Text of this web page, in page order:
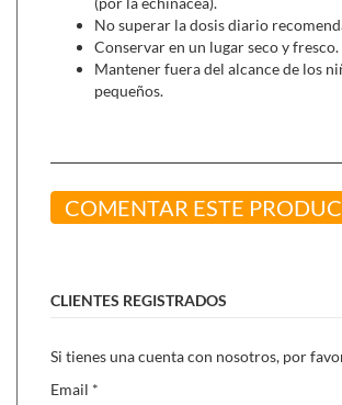
Calma los dolores de cabeza y
circulación.
Osito Sanito Mocosete (250 ml),
No superar la dosis diario
Conservar en un lugar seco y fresco.
Mantener fuera del alcance de los
pequeños.
COMENTAR ESTE
CLIENTES REGISTRADOS
Si tienes una cuenta con nosotros, por
Email *